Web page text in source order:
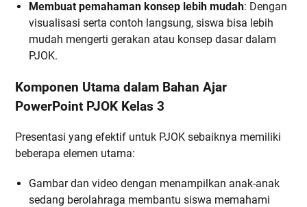
Membuat pemahaman konsep lebih mudah: Dengan
visualisasi serta contoh langsung, siswa bisa lebih
mudah mengerti gerakan atau konsep dasar dalam
PJOK.
Komponen Utama dalam Bahan Ajar
PowerPoint PJOK Kelas 3
Presentasi yang efektif untuk PJOK sebaiknya memiliki
beberapa elemen utama:
Gambar dan video dengan menampilkan anak-anak
sedang berolahraga membantu siswa memahami